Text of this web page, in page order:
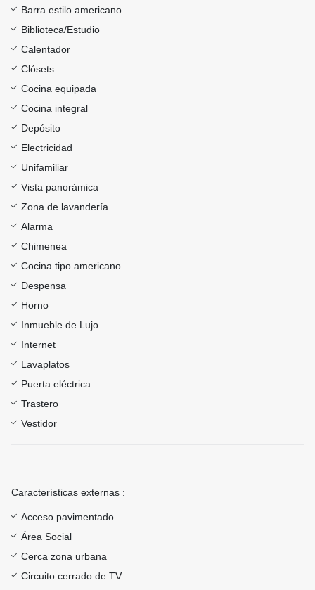
Barra estilo americano
Biblioteca/Estudio
Calentador
Clósets
Cocina equipada
Cocina integral
Depósito
Electricidad
Unifamiliar
Vista panorámica
Zona de lavandería
Alarma
Chimenea
Cocina tipo americano
Despensa
Horno
Inmueble de Lujo
Internet
Lavaplatos
Puerta eléctrica
Trastero
Vestidor
Características externas :
Acceso pavimentado
Área Social
Cerca zona urbana
Circuito cerrado de TV